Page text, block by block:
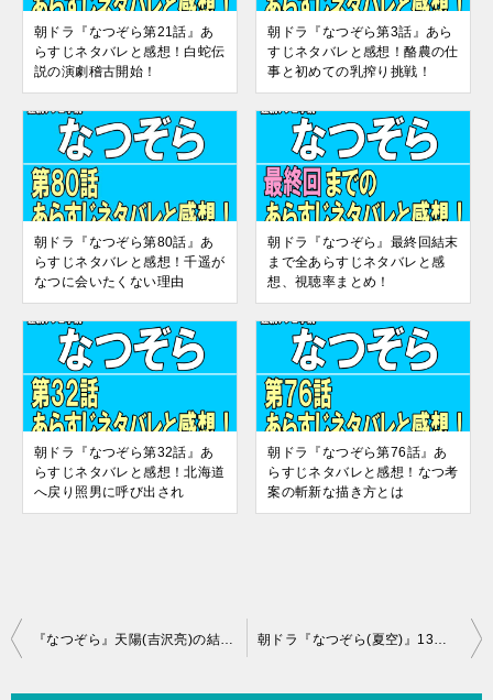
朝ドラ『なつぞら第21話』あ
らすじネタバレと感想！白蛇伝
説の演劇稽古開始！
朝ドラ『なつぞら第3話』あら
すじネタバレと感想！酪農の仕
事と初めての乳搾り挑戦！
朝ドラ『なつぞら第80話』あ
らすじネタバレと感想！千遥が
なつに会いたくない理由
朝ドラ『なつぞら』最終回結末
まで全あらすじネタバレと感
想、視聴率まとめ！
朝ドラ『なつぞら第32話』あ
らすじネタバレと感想！北海道
へ戻り照男に呼び出され
朝ドラ『なつぞら第76話』あ
らすじネタバレと感想！なつ考
案の斬新な描き方とは
投